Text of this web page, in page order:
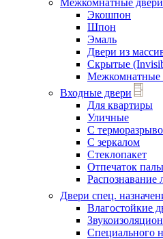
Межкомнатные двери
Экошпон
Шпон
Эмаль
Двери из
Скрытые
Межкомнатные
Входные двери
Для квартиры
Уличные
С
С зеркалом
Стеклопакет
Отпечаток
Распознавание
Двери спец.
Влагостойкие
Специального